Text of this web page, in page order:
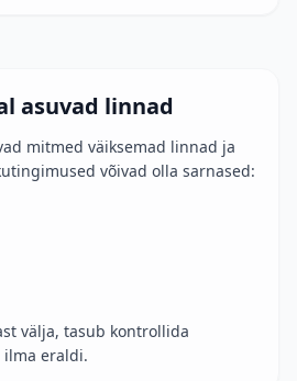
asuvad linnad
mitmed väiksemad linnad ja
võivad olla sarnased:
välja, tasub kontrollida
ilma eraldi.